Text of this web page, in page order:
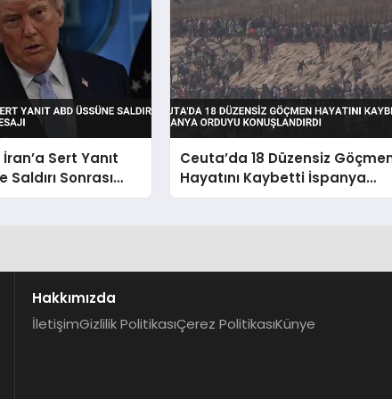
Sert Yanıt
Saldırı Sonrası
Ceuta’da 18 Düzensiz
Hayatını Kaybetti İspanya
Orduyu Konuşlandırdı
Hakkımızda
İletişimGizlilik PolitikasıÇerez PolitikasıKünye